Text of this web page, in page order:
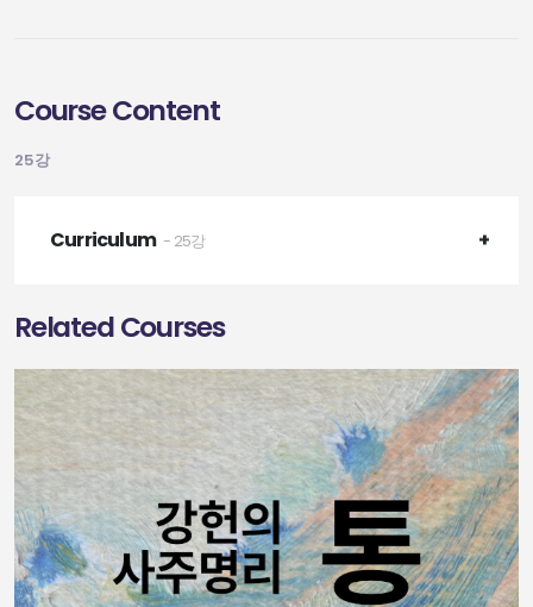
Course Content
25강
Curriculum - 25강
Related Courses